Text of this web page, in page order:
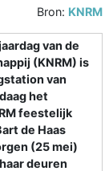
Bron: KNRM
van de
(KNRM) is
van
het
feestelijk
de Haas
(25 mei)
deuren